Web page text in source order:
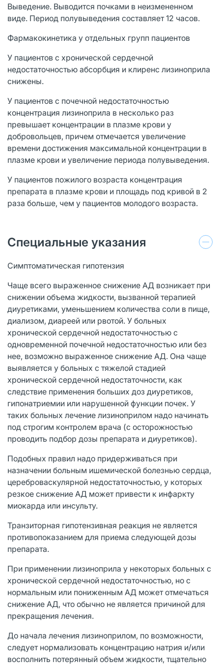
Выведение. Выводится почками в неизмененном
виде. Период полувыведения составляет 12 часов.
Фармакокинетика у отдельных групп пациентов
У пациентов с хронической сердечной
недостаточностью абсорбция и клиренс лизиноприла
снижены.
У пациентов с почечной недостаточностью
концентрация лизиноприла в несколько раз
превышает концентрации в плазме крови у
добровольцев, причем отмечается увеличение
времени достижения максимальной концентрации в
плазме крови и увеличение периода полувыведения.
У пациентов пожилого возраста концентрация
препарата в плазме крови и площадь под кривой в 2
раза больше, чем у пациентов молодого возраста.
Специальные указания
Симптоматическая гипотензия
Чаще всего выраженное снижение АД возникает при
снижении объема жидкости, вызванной терапией
диуретиками, уменьшением количества соли в пище,
диализом, диареей или рвотой. У больных
хронической сердечной недостаточностью с
одновременной почечной недостаточностью или без
нее, возможно выраженное снижение АД. Она чаще
выявляется у больных с тяжелой стадией
хронической сердечной недостаточности, как
следствие применения больших доз диуретиков,
гипонатриемии или нарушенной функции почек. У
таких больных лечение лизиноприлом надо начинать
под строгим контролем врача (с осторожностью
проводить подбор дозы препарата и диуретиков).
Подобных правил надо придерживаться при
назначении больным ишемической болезнью сердца,
цереброваскулярной недостаточностью, у которых
резкое снижение АД может привести к инфаркту
миокарда или инсульту.
Транзиторная гипотензивная реакция не является
противопоказанием для приема следующей дозы
препарата.
При применении лизиноприла у некоторых больных с
хронической сердечной недостаточностью, но с
нормальным или пониженным АД может отмечаться
снижение АД, что обычно не является причиной для
прекращения лечения.
До начала лечения лизиноприлом, по возможности,
следует нормализовать концентрацию натрия и/или
восполнить потерянный объем жидкости, тщательно